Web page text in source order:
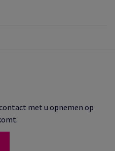
met u opnemen op